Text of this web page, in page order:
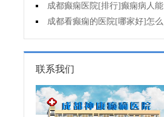
为什么会出现癫痫抽搐?
成都癫痫医院[排行]癫痫病人能
不能出门?
成都看癫痫的医院[哪家好]怎么
治癫痫发作?
联系我们